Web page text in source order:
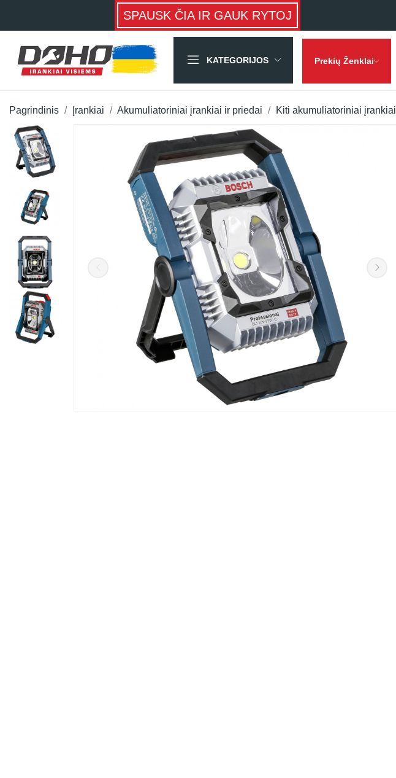
SPAUSK ČIA IR GAUK RYTOJ
KATEGORIJOS Prekių Ženklai
Pagrindinis Įrankiai Akumuliatoriniai įrankiai ir priedai Kiti akumuliatoriniai įrankiai